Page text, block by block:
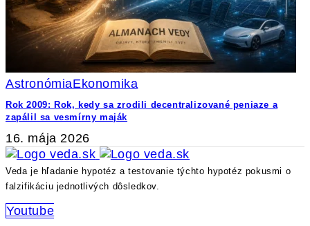
AstronómiaEkonomika
Rok 2009: Rok, kedy sa zrodili decentralizované peniaze a
zapálil sa vesmírny maják
16. mája 2026
Veda je hľadanie hypotéz a testovanie týchto hypotéz pokusmi o
falzifikáciu jednotlivých dôsledkov.
Youtube